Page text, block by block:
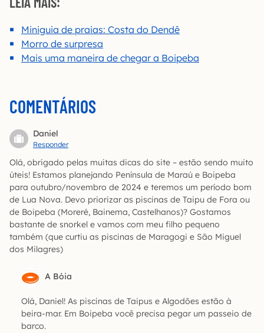
Miniguia de praias: Costa do Dendê
Morro de surpresa
Mais uma maneira de chegar a Boipeba
COMENTÁRIOS
Daniel
Responder
Olá, obrigado pelas muitas dicas do site – estão sendo muito
úteis! Estamos planejando Península de Maraú e Boipeba
para outubro/novembro de 2024 e teremos um período bom
de Lua Nova. Devo priorizar as piscinas de Taipu de Fora ou
de Boipeba (Moreré, Bainema, Castelhanos)? Gostamos
bastante de snorkel e vamos com meu filho pequeno
também (que curtiu as piscinas de Maragogi e São Miguel
dos Milagres)
A Bóia
Olá, Daniel! As piscinas de Taipus e Algodões estão à
beira-mar. Em Boipeba você precisa pegar um passeio de
barco.